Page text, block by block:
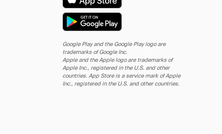
Google Play and the Google Play logo are
trademarks of Google Inc.
Apple and the Apple logo are trademarks of
Apple Inc., registered in the U.S. and other
countries. App Store is a service mark of Apple
Inc., registered in the U.S. and other countries.